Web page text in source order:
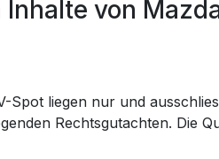
von
Spot liegen nur und
Rechtsgutachten. Die